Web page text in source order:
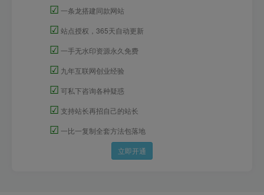
☑ 一条龙搭建同款网站
☑ 站点授权，365天自动更新
☑ 一手无水印资源永久免费
☑ 九年互联网创业经验
☑ 可私下咨询各种疑惑
☑ 支持站长再招自己的站长
☑ 一比一复制全套方法包落地
立即开通